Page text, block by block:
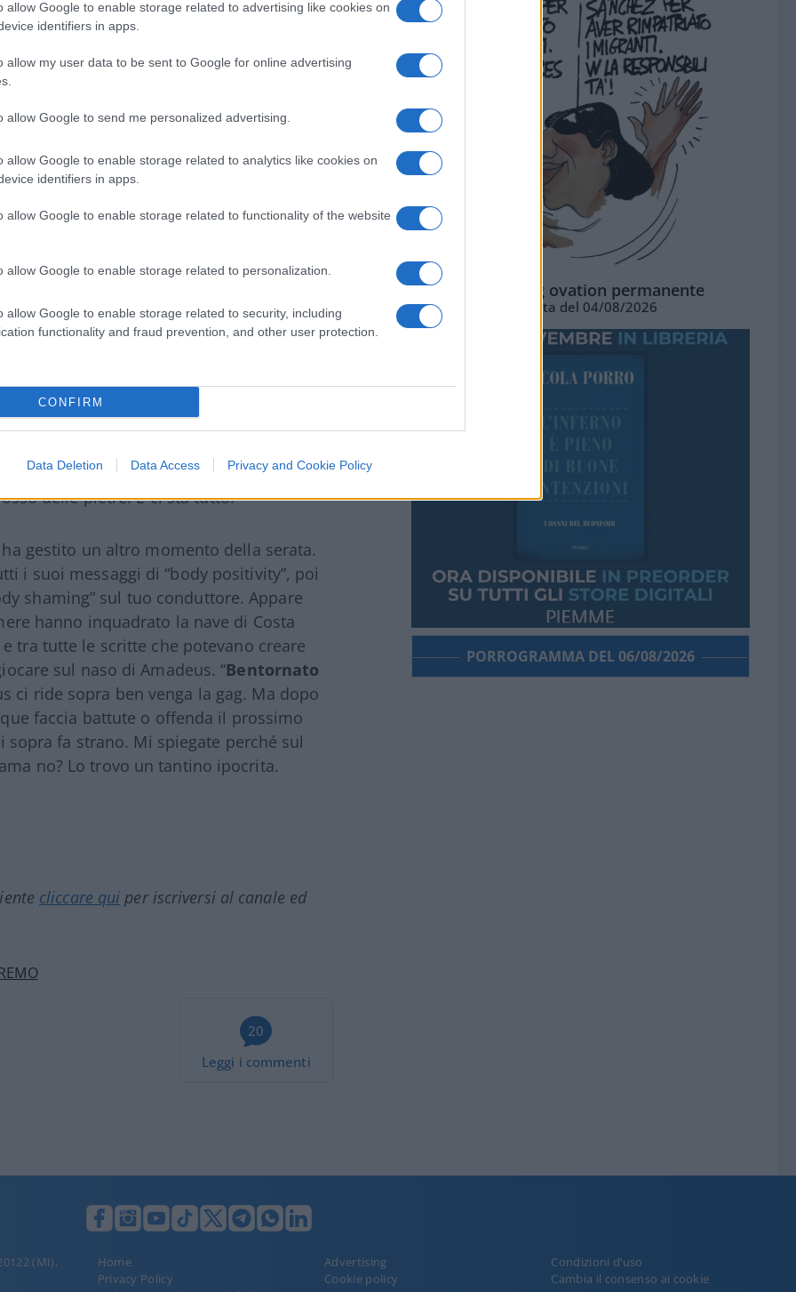
allow Google to enable storage related to advertising like cookies on
identifiers in apps.
allow my user data to be sent to Google for online advertising
allow Google to send me personalized advertising.
allow Google to enable storage related to analytics like cookies on
identifiers in apps.
allow Google to enable storage related to functionality of the website
allow Google to enable storage related to personalization.
allow Google to enable storage related to security, including
functionality and fraud prevention, and other user protection.
CONFIRM
Data Deletion Data Access Privacy and Cookie Policy
kermesse che è allo stesso tempo
corretto.
anche questaBigMama
palco ha pianto, lei che parla di rivalsa
tutte esperienze che la ragazza ha
è libera anche pure di considerarsi tale. Il
scusarmi con la me bambina: se ti
come l’icona della “musica rap al
combatte contro quella pratica che
presa in giro, o l’insulto, per presunti
accettare fai finta che va bene, tu sei
fare le cose, che non arriverai mai
famiglia umile, sei donna, sei queer”.
in diretta, che BigMama dopo la
a piangere. E non, pare, per la
per il contorno. Forse ricordava pure
delle pietre. E ci sta tutto.
gestito un altro momento della serata.
i suoi messaggi di “body positivity”, poi
shaming” sul tuo conduttore. Appare
hanno inquadrato la nave di Costa
tra tutte le scritte che potevano creare
sul naso di Amadeus. “Bentornato
ci ride sopra ben venga la gag. Ma dopo
faccia battute o offenda il prossimo
fa strano. Mi spiegate perché sul
no? Lo trovo un tantino ipocrita.
cliccare qui per iscriversi al canale ed
20
Leggi i commenti
La standing ovation permanente
Vignetta del 04/08/2026
PORROGRAMMA DEL 06/08/2026
(MI),
Home Advertising
Condizioni d’uso
Privacy Policy
Cookie policy
Cambia il consenso ai cookie